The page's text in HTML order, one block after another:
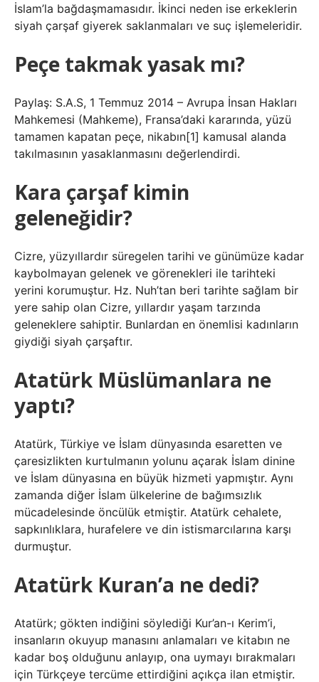
İslam’la bağdaşmamasıdır. İkinci neden ise erkeklerin
siyah çarşaf giyerek saklanmaları ve suç işlemeleridir.
Peçe takmak yasak mı?
Paylaş: S.A.S, 1 Temmuz 2014 – Avrupa İnsan Hakları
Mahkemesi (Mahkeme), Fransa’daki kararında, yüzü
tamamen kapatan peçe, nikabın[1] kamusal alanda
takılmasının yasaklanmasını değerlendirdi.
Kara çarşaf kimin
geleneğidir?
Cizre, yüzyıllardır süregelen tarihi ve günümüze kadar
kaybolmayan gelenek ve görenekleri ile tarihteki
yerini korumuştur. Hz. Nuh’tan beri tarihte sağlam bir
yere sahip olan Cizre, yıllardır yaşam tarzında
geleneklere sahiptir. Bunlardan en önemlisi kadınların
giydiği siyah çarşaftır.
Atatürk Müslümanlara ne
yaptı?
Atatürk, Türkiye ve İslam dünyasında esaretten ve
çaresizlikten kurtulmanın yolunu açarak İslam dinine
ve İslam dünyasına en büyük hizmeti yapmıştır. Aynı
zamanda diğer İslam ülkelerine de bağımsızlık
mücadelesinde öncülük etmiştir. Atatürk cehalete,
sapkınlıklara, hurafelere ve din istismarcılarına karşı
durmuştur.
Atatürk Kuran’a ne dedi?
Atatürk; gökten indiğini söylediği Kur’an-ı Kerim’i,
insanların okuyup manasını anlamaları ve kitabın ne
kadar boş olduğunu anlayıp, ona uymayı bırakmaları
için Türkçeye tercüme ettirdiğini açıkça ilan etmiştir.